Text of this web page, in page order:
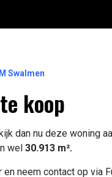
Swalmen
koop
dan nu deze woning
wel 30.913 m².
neem contact op via